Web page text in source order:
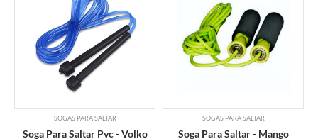
SOGAS PARA SALTAR
Soga Para Saltar Pvc - Volko
SOGAS PARA SALTAR
Soga Para Saltar - Mango